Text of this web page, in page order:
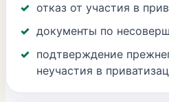
отказ от участия в
документы по
подтверждение
неучастия в